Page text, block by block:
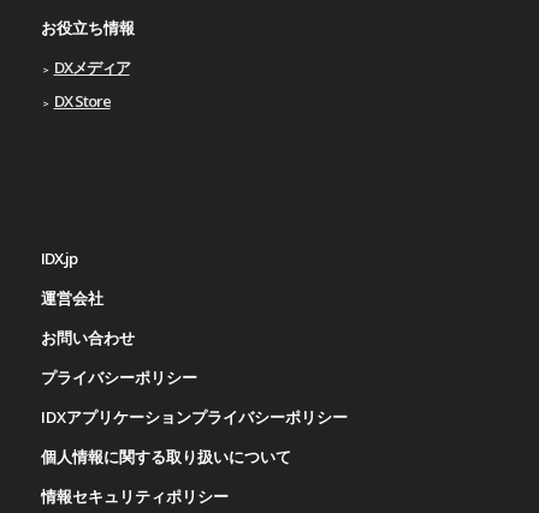
お役立ち情報
DXメディア
DX Store
IDX.jp
運営会社
お問い合わせ
プライバシーポリシー
IDXアプリケーションプライバシーポリシー
個人情報に関する取り扱いについて
情報セキュリティポリシー